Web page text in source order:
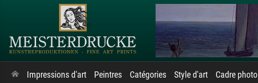
Impressions d'art Peintres Catégories Style d'art Cadre photo